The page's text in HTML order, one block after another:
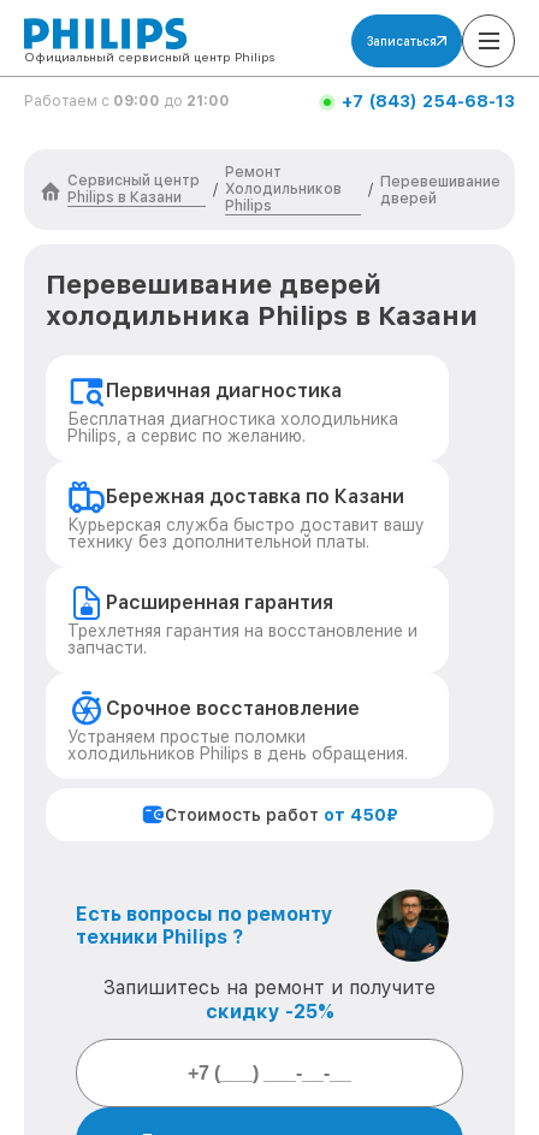
Официальный сервисный центр Philips
Записаться
Работаем с 09:00 до 21:00 +7 (843) 254-68-13
Сервисный центр
Philips в Казани
/
Ремонт
Холодильников
Philips
/ Перевешивание
дверей
Перевешивание дверей
холодильника Philips в Казани
Первичная диагностика
Бесплатная диагностика холодильника
Philips, а сервис по желанию.
Бережная доставка по Казани
Курьерская служба быстро доставит вашу
технику без дополнительной платы.
Расширенная гарантия
Трехлетняя гарантия на восстановление и
запчасти.
Срочное восстановление
Устраняем простые поломки
холодильников Philips в день обращения.
Стоимость работ от 450₽
Есть вопросы по ремонту
техники Philips ?
Запишитесь на ремонт и получите
скидку -25%